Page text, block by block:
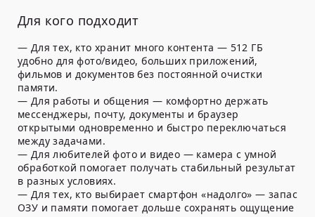
Для кого подходит
— Для тех, кто хранит много контента — 512 ГБ
удобно для фото/видео, больших приложений,
фильмов и документов без постоянной очистки
памяти.
— Для работы и общения — комфортно держать
мессенджеры, почту, документы и браузер
открытыми одновременно и быстро переключаться
между задачами.
— Для любителей фото и видео — камера с умной
обработкой помогает получать стабильный результат
в разных условиях.
— Для тех, кто выбирает смартфон «надолго» — запас
ОЗУ и памяти помогает дольше сохранять ощущение